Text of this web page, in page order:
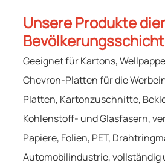
Unsere Produkte
Geeignet für Kartons,
Chevron-Platten für die
Platten, Kartonzuschnitte,
Kohlenstoff- und Glasfasern,
Papiere, Folien, PET,
Automobilindustrie, vollständig